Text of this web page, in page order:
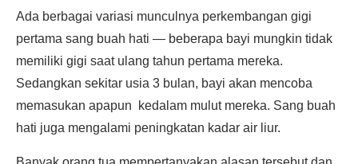
Ada berbagai variasi munculnya perkembangan gigi
pertama sang buah hati — beberapa bayi mungkin tidak
memiliki gigi saat ulang tahun pertama mereka.
Sedangkan sekitar usia 3 bulan, bayi akan mencoba
memasukan apapun kedalam mulut mereka. Sang buah
hati juga mengalami peningkatan kadar air liur.